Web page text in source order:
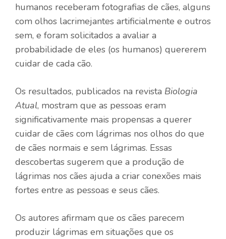
humanos receberam fotografias de cães, alguns
com olhos lacrimejantes artificialmente e outros
sem, e foram solicitados a avaliar a
probabilidade de eles (os humanos) quererem
cuidar de cada cão.
Os resultados, publicados na revista Biologia
Atual, mostram que as pessoas eram
significativamente mais propensas a querer
cuidar de cães com lágrimas nos olhos do que
de cães normais e sem lágrimas. Essas
descobertas sugerem que a produção de
lágrimas nos cães ajuda a criar conexões mais
fortes entre as pessoas e seus cães.
Os autores afirmam que os cães parecem
produzir lágrimas em situações que os